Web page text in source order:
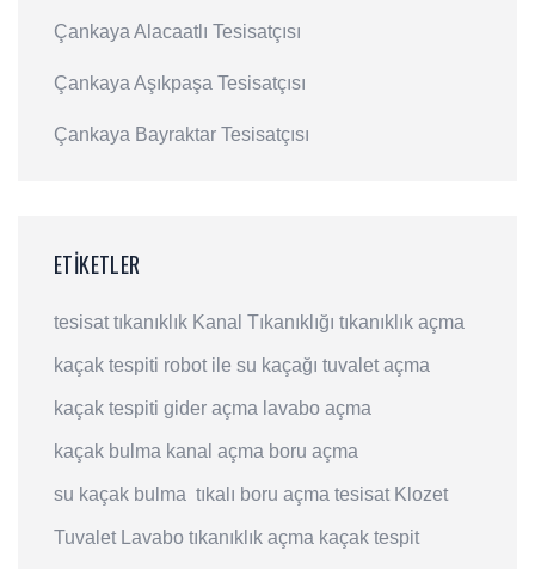
Çankaya Alacaatlı Tesisatçısı
Çankaya Aşıkpaşa Tesisatçısı
Çankaya Bayraktar Tesisatçısı
ETIKETLER
tesisat tıkanıklık Kanal Tıkanıklığı tıkanıklık açma
kaçak tespiti robot ile su kaçağı tuvalet açma
kaçak tespiti gider açma lavabo açma
kaçak bulma kanal açma boru açma
su kaçak bulma tıkalı boru açma tesisat Klozet
Tuvalet Lavabo tıkanıklık açma kaçak tespit